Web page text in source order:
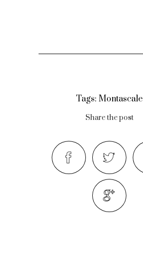
Tags: Montascale
Share the post